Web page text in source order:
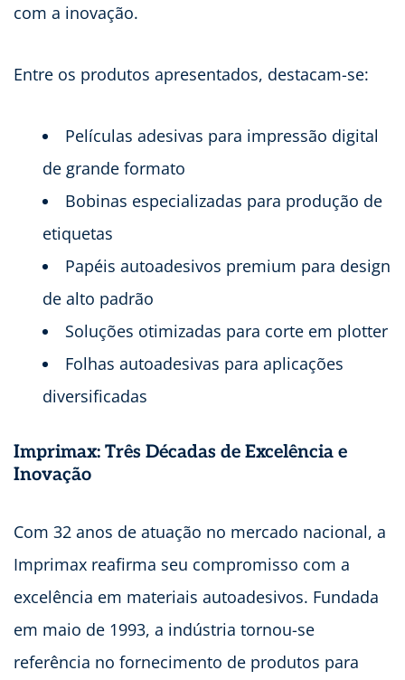
com a inovação.
Entre os produtos apresentados, destacam-se:
Películas adesivas para impressão digital
de grande formato
Bobinas especializadas para produção de
etiquetas
Papéis autoadesivos premium para design
de alto padrão
Soluções otimizadas para corte em plotter
Folhas autoadesivas para aplicações
diversificadas
Imprimax: Três Décadas de Excelência e
Inovação
Com 32 anos de atuação no mercado nacional, a
Imprimax reafirma seu compromisso com a
excelência em materiais autoadesivos. Fundada
em maio de 1993, a indústria tornou-se
referência no fornecimento de produtos para